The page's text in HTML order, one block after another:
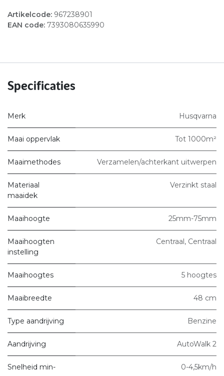
Artikelcode: 967238901
EAN code: 7393080635990
Specificaties
Merk Husqvarna
Maai oppervlak Tot 1000m²
Maaimethodes Verzamelen/achterkant uitwerpen
Materiaal
maaidek
Verzinkt staal
Maaihoogte 25mm-75mm
Maaihoogten
instelling
Centraal, Centraal
Maaihoogtes 5 hoogtes
Maaibreedte 48 cm
Type aandrijving Benzine
Aandrijving AutoWalk 2
Snelheid min-
0-4,5km/h